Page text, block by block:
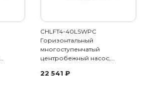
CHLFT4-40LSWPC
Горизонтальный
многоступенчатый
центробежный насос,…
22 541 ₽